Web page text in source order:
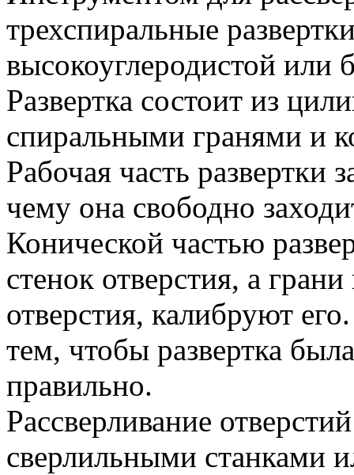
трехспиральные
высокоуглеродистой или
Развертка состоит из
спиральными гранями и
Рабочая часть развертки
чему она свободно
Конической частью
стенок отверстия, а
отверстия, калибруют
тем, чтобы развертка
правильно.
Рассверливание
сверлильными станками